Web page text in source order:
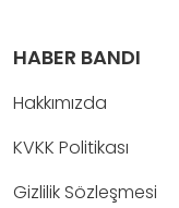
HABER BANDI
Hakkımızda
KVKK Politikası
Gizlilik Sözleşmesi